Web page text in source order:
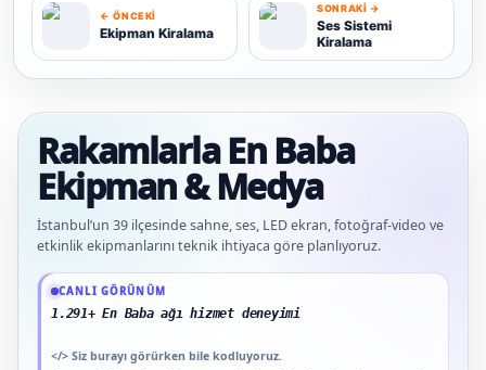
E
← ÖNCEKI
Ekipman Kiralama
S
SONRAKI →
Ses Sistemi
Kiralama
Rakamlarla En Baba
Ekipman & Medya
İstanbul’un 39 ilçesinde sahne, ses, LED ekran, fotoğraf-video ve
etkinlik ekipmanlarını teknik ihtiyaca göre planlıyoruz.
CANLI GÖRÜNÜM
1.291+ En Baba ağı hizmet deneyimi
</> Siz burayı görürken bile kodluyoruz.
Güncel veriler: 1.291+ En Baba ağı hizmet deneyimi; 91 platform genelinde